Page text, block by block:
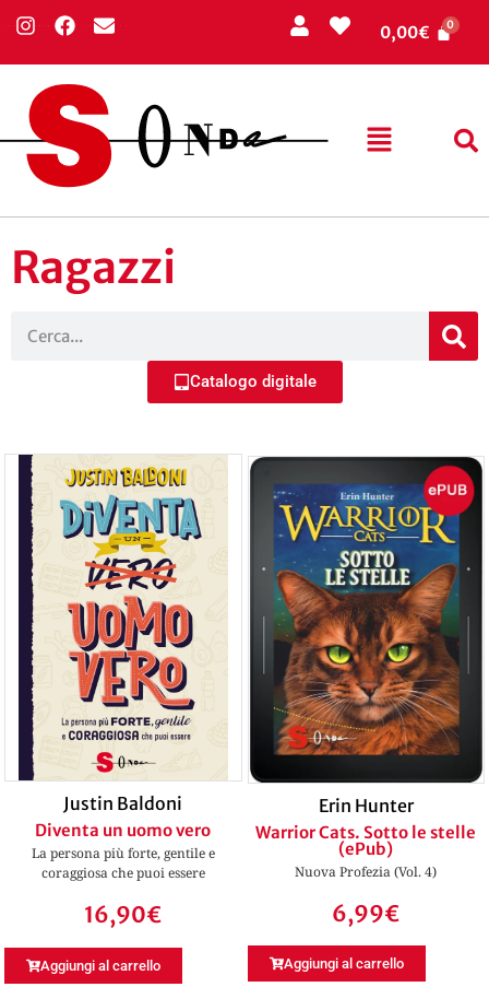
0,00€
Ragazzi
Catalogo digitale
Justin Baldoni
Diventa un uomo vero
La persona più forte, gentile e
coraggiosa che puoi essere
16,90€
Aggiungi al carrello
Erin Hunter
Warrior Cats. Sotto le stelle
(ePub)
Nuova Profezia (Vol. 4)
6,99€
Aggiungi al carrello